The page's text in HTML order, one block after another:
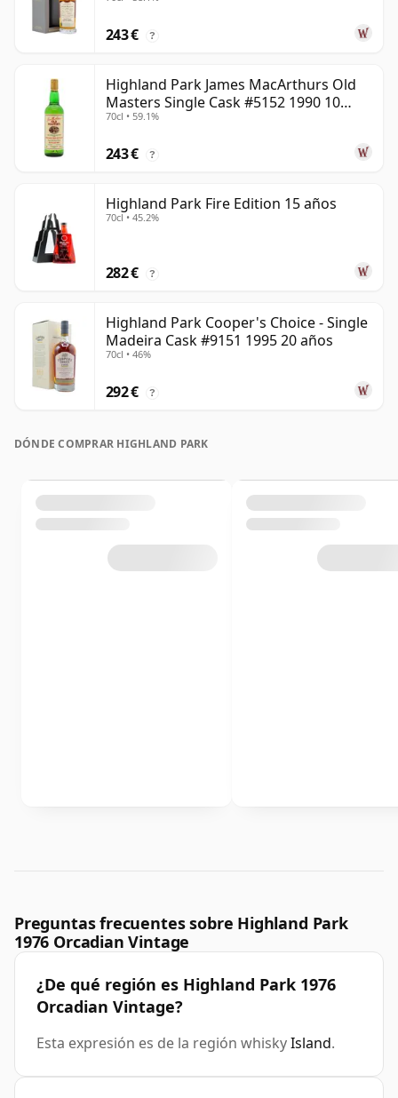
243 € ?
Highland Park James MacArthurs Old
Masters Single Cask #5152 1990 10
años
70cl • 59.1%
243 € ?
Highland Park Fire Edition 15 años
70cl • 45.2%
282 € ?
Highland Park Cooper's Choice - Single
Madeira Cask #9151 1995 20 años
70cl • 46%
292 € ?
DÓNDE COMPRAR HIGHLAND PARK
Preguntas frecuentes sobre Highland Park
1976 Orcadian Vintage
¿De qué región es Highland Park 1976
Orcadian Vintage?
Esta expresión es de la región whiskyIsland.